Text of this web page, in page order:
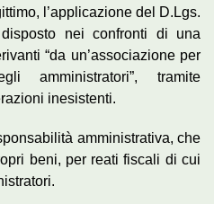
l’applicazione del D.Lgs.
nei confronti di una
“da un’associazione per
amministratori”, tramite
inesistenti.
amministrativa, che
beni, per reati fiscali di cui